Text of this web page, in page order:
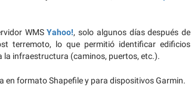
WMSYahoo!, solo algunos días después de
terremoto, lo que permitió identificar edificios
la infraestructura (caminos, puertos, etc.).
formato Shapefile y para dispositivos Garmin.